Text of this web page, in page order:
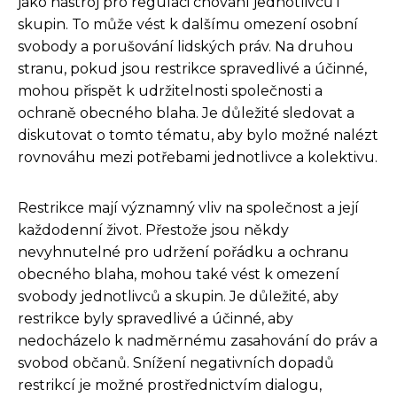
skupin. To může vést k dalšímu omezení osobní
svobody a porušování lidských práv. Na druhou
stranu, pokud jsou restrikce spravedlivé a účinné,
mohou přispět k udržitelnosti společnosti a
ochraně obecného blaha. Je důležité sledovat a
diskutovat o tomto tématu, aby bylo možné nalézt
rovnováhu mezi potřebami jednotlivce a kolektivu.
Restrikce mají významný vliv na společnost a její
každodenní život. Přestože jsou někdy
nevyhnutelné pro udržení pořádku a ochranu
obecného blaha, mohou také vést k omezení
svobody jednotlivců a skupin. Je důležité, aby
restrikce byly spravedlivé a účinné, aby
nedocházelo k nadměrnému zasahování do práv a
svobod občanů. Snížení negativních dopadů
restrikcí je možné prostřednictvím dialogu,